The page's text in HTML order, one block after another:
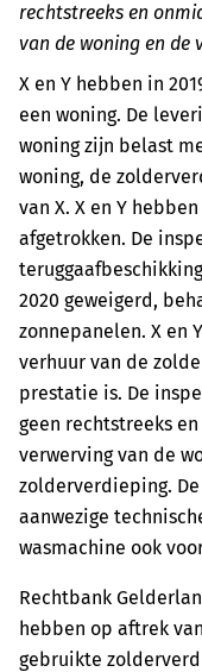
rechtstreeks en
van de woning en de
X en Y hebben in
een woning. De
woning zijn belast
woning, de
van X. X en Y
afgetrokken. De
2020 geweigerd,
zonnepanelen. X en
verhuur van de
prestatie is. De
geen rechtstreeks
verwerving van de
zolderverdieping.
aanwezige
wasmachine ook
Rechtbank
hebben op aftrek
gebruikte